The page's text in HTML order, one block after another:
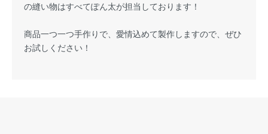
の縫い物はすべてぽん太が担当しております！
商品一つ一つ手作りで、愛情込めて製作しますので、ぜひ
お試しください！